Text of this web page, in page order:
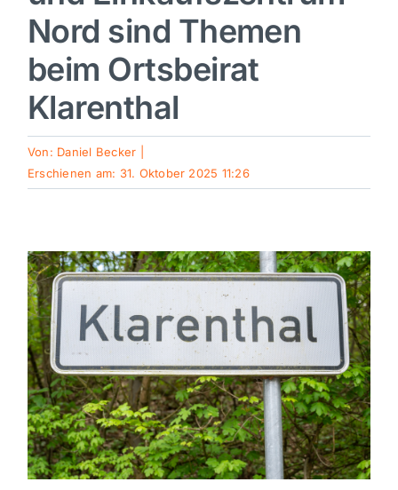
Sport
Panorama
Galerie
Verkehrsmeldungen
Polizeimeldungen
Themen und Termine
Nord sind Themen
beim Ortsbeirat
Klarenthal
Von: Daniel Becker
Erschienen am: 31. Oktober 2025 11:26